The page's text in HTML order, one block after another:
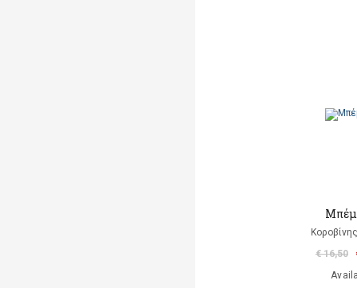
€ 16,50